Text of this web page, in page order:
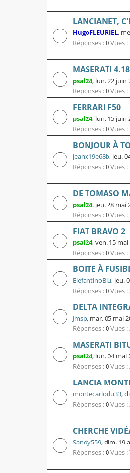
LANCIANET,
HugoFLEURIEL,
Réponses :0Vues :
MASERATI
psal24, lun. 22 juin
Réponses :0Vues :
FERRARI F50
psal24, lun. 15 juin
Réponses :0Vues :
BONJOUR À
jeanx19e68b, jeu.
Réponses :0Vues :
DE TOMASO
psal24, jeu. 28 mai
Réponses :0Vues :
FIAT BRAVO 2
psal24,ven. 15 mai
Réponses :0Vues :
BOITE À
ElefantinoBlu, jeu.
Réponses :0Vues :
DELTA
Jmsp, mar. 05 mai
Réponses :0Vues :
MASERATI
psal24, lun. 04 mai
Réponses :0Vues :
LANCIA
montecarlodu33,
Réponses :0Vues :
CHERCHE
Sandy559,dim. 19
Réponses :0Vues :